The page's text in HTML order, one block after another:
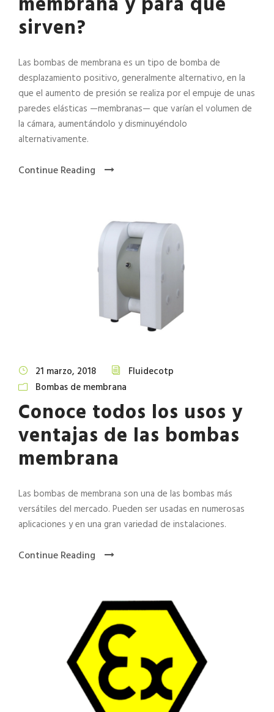
sirven?
Las bombas de membrana es un tipo de bomba de
desplazamiento positivo, generalmente alternativo, en la
que el aumento de presión se realiza por el empuje de unas
paredes elásticas —membranas— que varían el volumen de
la cámara, aumentándolo y disminuyéndolo
alternativamente.
Continue Reading
21 marzo, 2018
Fluidecotp
Bombas de membrana
Conoce todos los usos y
ventajas de las bombas
membrana
Las bombas de membrana son una de las bombas más
versátiles del mercado. Pueden ser usadas en numerosas
aplicaciones y en una gran variedad de instalaciones.
Continue Reading